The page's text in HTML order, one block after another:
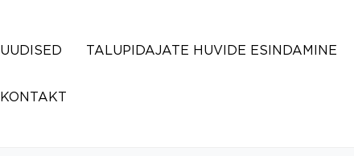
UUDISED TALUPIDAJATE HUVIDE ESINDAMINE
KONTAKT